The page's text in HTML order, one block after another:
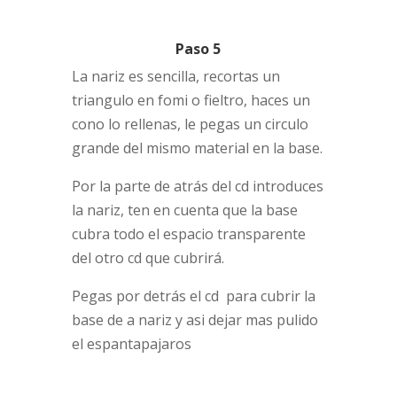
Paso 5
La nariz es sencilla, recortas un
triangulo en fomi o fieltro, haces un
cono lo rellenas, le pegas un circulo
grande del mismo material en la base.
Por la parte de atrás del cd introduces
la nariz, ten en cuenta que la base
cubra todo el espacio transparente
del otro cd que cubrirá.
Pegas por detrás el cd para cubrir la
base de a nariz y asi dejar mas pulido
el espantapajaros